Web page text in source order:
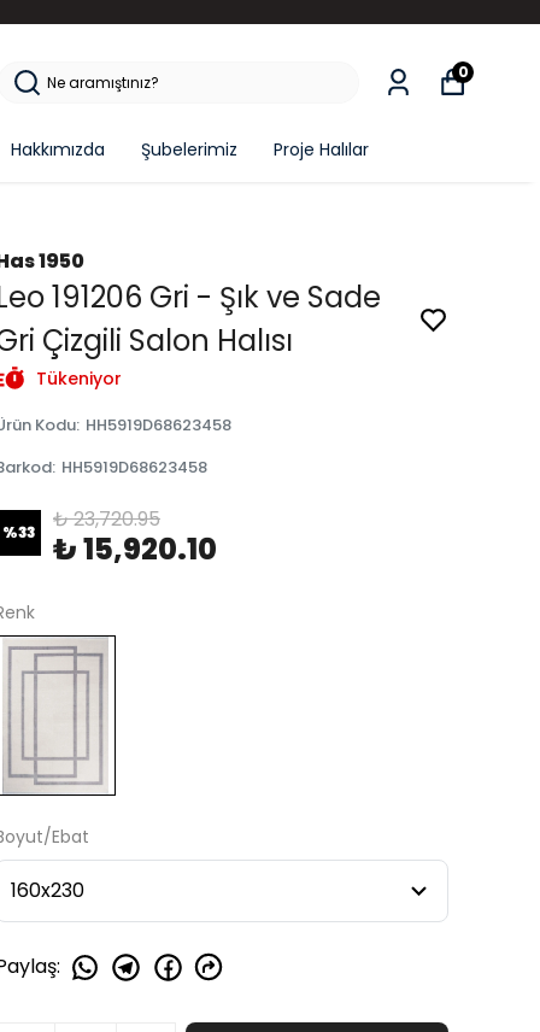
Hakkımızda Şubelerimiz Proje Halılar
0
1950
191206 Gri - Şık ve Sade
Çizgili Salon Halısı
Tükeniyor
Kodu: HH5919D68623458
: HH5919D68623458
%33 ₺ 23,720.95
₺ 15,920.10
Ebat
: